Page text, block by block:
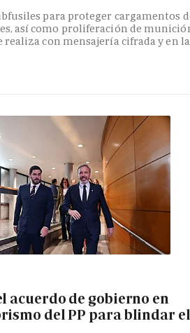
para proteger cargamentos
así como proliferación de
realiza con mensajería cifrada y en la
acuerdo de gobierno en
del PP para blindar el